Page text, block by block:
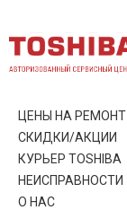
ЦЕНЫ НА РЕМОНТ
СКИДКИ/АКЦИИ
КУРЬЕР TOSHIBA
НЕИСПРАВНОСТИ
О НАС